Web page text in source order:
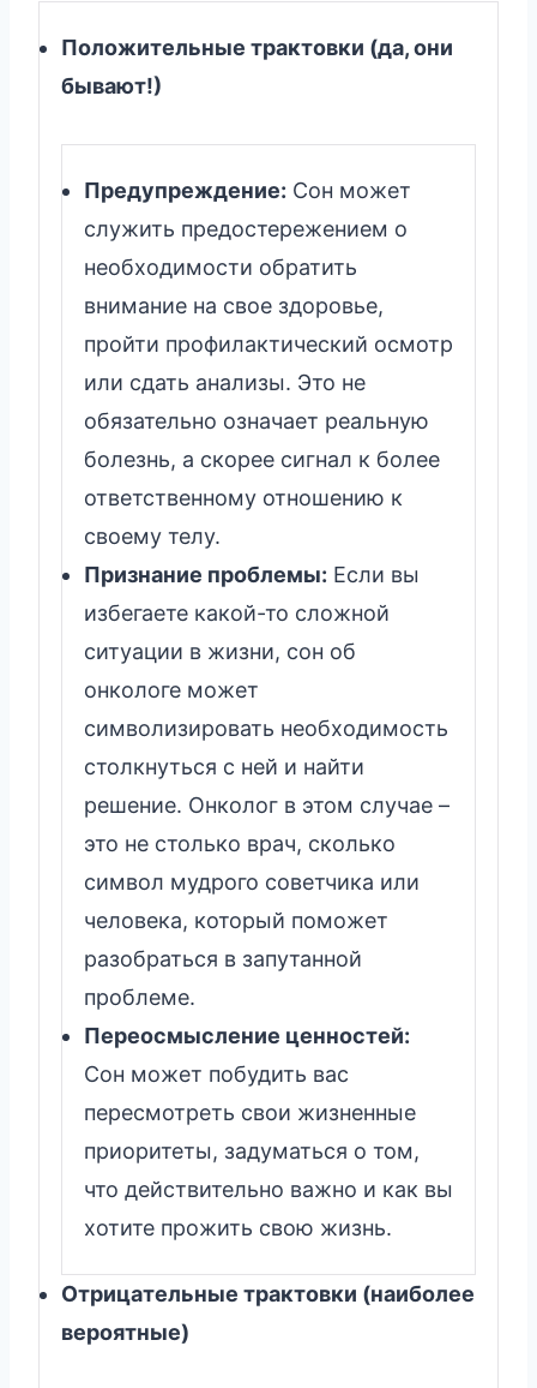
Положительные трактовки (да, они
бывают!)
Предупреждение: Сон может
служить предостережением о
необходимости обратить
внимание на свое здоровье,
пройти профилактический осмотр
или сдать анализы. Это не
обязательно означает реальную
болезнь, а скорее сигнал к более
ответственному отношению к
своему телу.
Признание проблемы: Если вы
избегаете какой-то сложной
ситуации в жизни, сон об
онкологе может
символизировать необходимость
столкнуться с ней и найти
решение. Онколог в этом случае –
это не столько врач, сколько
символ мудрого советчика или
человека, который поможет
разобраться в запутанной
проблеме.
Переосмысление ценностей:
Сон может побудить вас
пересмотреть свои жизненные
приоритеты, задуматься о том,
что действительно важно и как вы
хотите прожить свою жизнь.
Отрицательные трактовки (наиболее
вероятные)